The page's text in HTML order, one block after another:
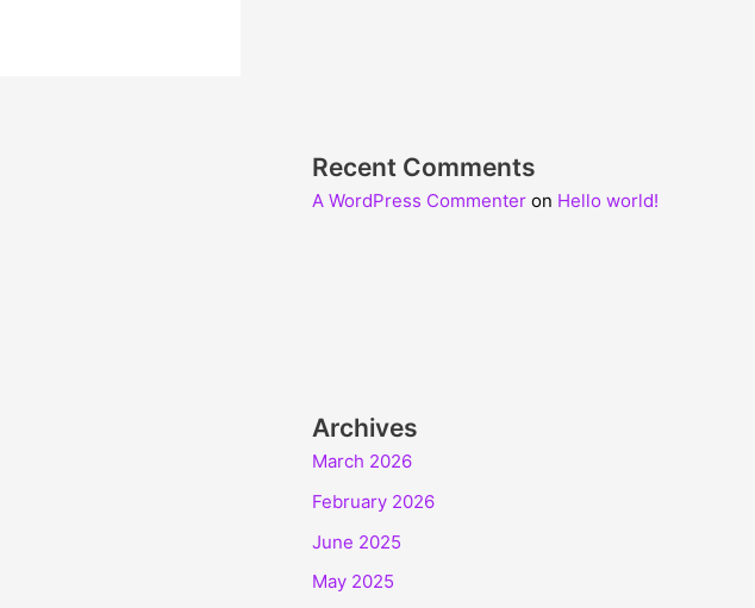
Recent Comments
A WordPress Commenter on Hello world!
Archives
March 2026
February 2026
June 2025
May 2025